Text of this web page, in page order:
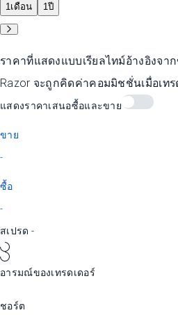
1เดือน 1ปี
ราคาที่แสดงแบบเรียลไทม์อ้างอิงจ
Razor จะถูกคิดค่าคอมมิชชั่นเมื่อเทร
แสดงราคาเสนอซื้อและขาย
ขาย
-
ซื้อ
-
สเปรด -
อารมณ์ของเทรดเดอร์
ชอร์ต